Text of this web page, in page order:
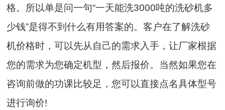
格。所以单是问一句“一天能洗3000吨的洗砂机多
少钱”是得不到什么有用答案的。客户在了解洗砂
机价格时，可以先从自己的需求入手，让厂家根据
您的需求为您确定机型，然后报价。当然如果您在
咨询前做的功课比较足，您可以直接点名具体型号
进行询价!